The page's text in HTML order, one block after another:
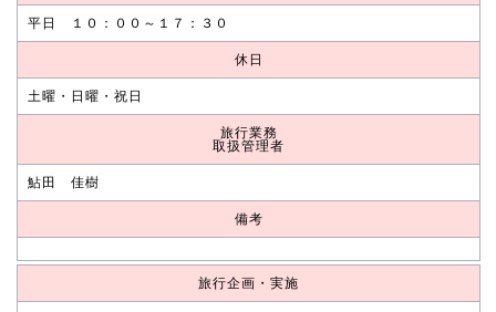
平日 １０：００～１７：３０
休日
土曜・日曜・祝日
旅行業務
取扱管理者
鮎田 佳樹
備考
旅行企画・実施